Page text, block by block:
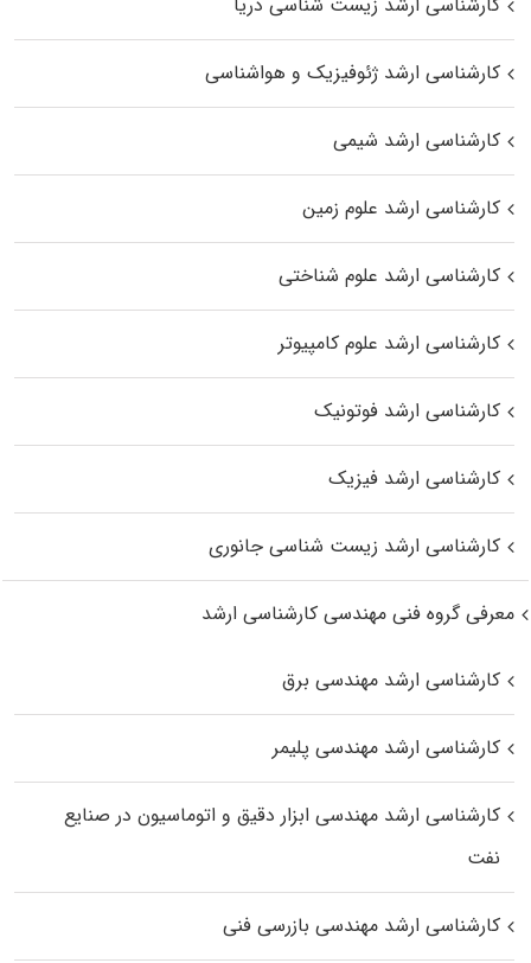
کارشناسی ارشد ژئوفیزیک و هواشناسی
کارشناسی ارشد شیمی
کارشناسی ارشد علوم زمین
کارشناسی ارشد علوم شناختی
کارشناسی ارشد علوم کامپیوتر
کارشناسی ارشد فوتونیک
کارشناسی ارشد فیزیک
کارشناسی ارشد زیست‌ شناسی جانوری
معرفی گروه فنی مهندسی کارشناسی ارشد
کارشناسی ارشد مهندسی برق
کارشناسی ارشد مهندسی پلیمر
کارشناسی ارشد مهندسی ابزار دقیق و اتوماسیون در صنایع
نفت
کارشناسی ارشد مهندسی بازرسی فنی